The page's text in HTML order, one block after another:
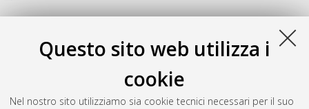
Questo sito web utilizza i
cookie
Nel nostro sito utilizziamo sia cookie tecnici necessari per il suo